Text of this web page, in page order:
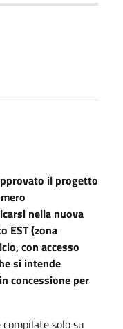
il progetto
nella nuova
EST (zona
con accesso
si intende
concessione per
solo su